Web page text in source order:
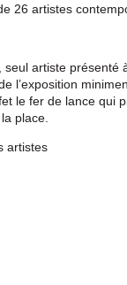
26 artistes
artiste présenté
l’exposition
le fer de lance qui
place.
artistes